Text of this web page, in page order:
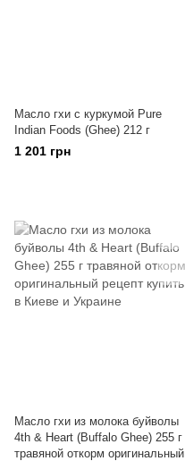
Масло гхи с куркумой Pure
Indian Foods (Ghee) 212 г
1 201 грн
Масло гхи из молока буйволы
4th & Heart (Buffalo Ghee) 255 г
травяной откорм оригинальный